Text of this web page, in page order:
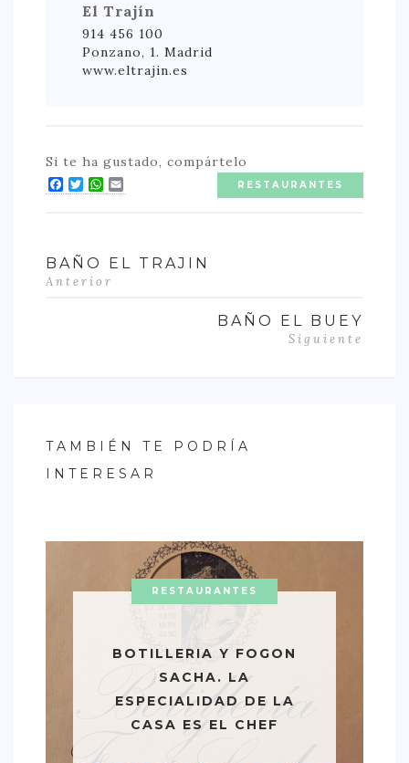
El Trajín
914 456 100
Ponzano, 1. Madrid
www.eltrajin.es
Si te ha gustado, compártelo
Facebook
Twitter
WhatsApp RESTAURANTES
BAÑO EL TRAJIN
Anterior
BAÑO EL BUEY
Siguiente
TAMBIÉN TE PODRÍA
INTERESAR
RESTAURANTES
BOTILLERIA Y FOGON
SACHA. LA
ESPECIALIDAD DE LA
CASA ES EL CHEF